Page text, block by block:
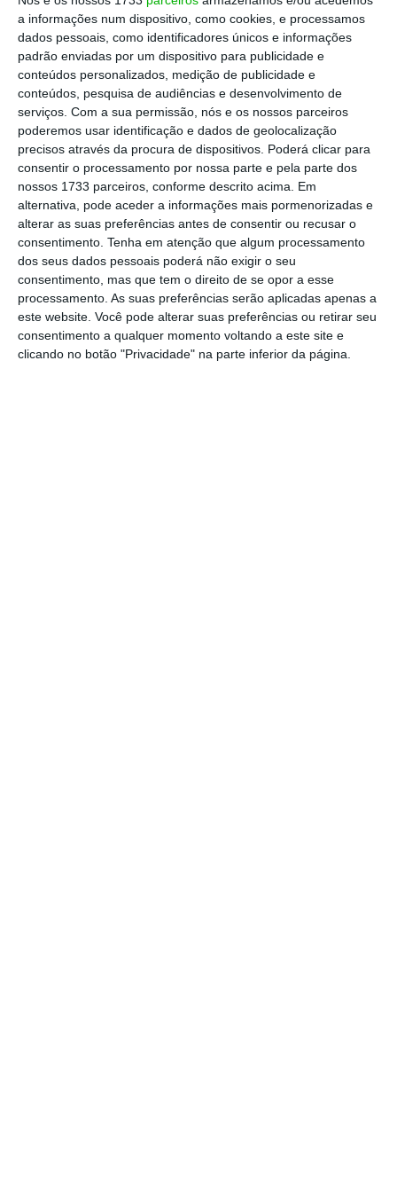
a informações num dispositivo, como cookies, e processamos
dados pessoais, como identificadores únicos e informações
padrão enviadas por um dispositivo para publicidade e
conteúdos personalizados, medição de publicidade e
conteúdos, pesquisa de audiências e desenvolvimento de
serviços. Com a sua permissão, nós e os nossos parceiros
poderemos usar identificação e dados de geolocalização
precisos através da procura de dispositivos. Poderá clicar para
consentir o processamento por nossa parte e pela parte dos
nossos 1733 parceiros, conforme descrito acima. Em
alternativa, pode aceder a informações mais pormenorizadas e
alterar as suas preferências antes de consentir ou recusar o
consentimento. Tenha em atenção que algum processamento
dos seus dados pessoais poderá não exigir o seu
consentimento, mas que tem o direito de se opor a esse
processamento. As suas preferências serão aplicadas apenas a
este website. Você pode alterar suas preferências ou retirar seu
consentimento a qualquer momento voltando a este site e
clicando no botão "Privacidade" na parte inferior da página.
Nuno Santos durante a audição na
especialidade relativa ao Orçamento do
Estado para 2023.
Para que a CP possa ter comboios na nova
linha Porto-Lisboa –cuja primeira fase será
posta a funcionar ainda em 2028–, necessita
de ter a sua dívida perdoada. Só com o
passivo ‘limpo’, a empresa estará autorizada a
investir 336 milhões de euros na compra de
12 comboios de alta velocidade, para
poderem circular a 300 km/h.